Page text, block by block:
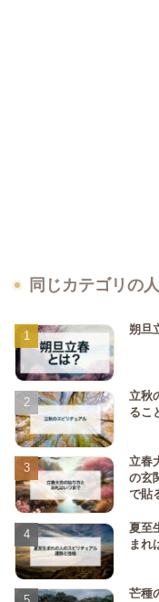
同じカテゴリの
朔旦
立秋
るこ
立春
の玄
で貼
夏至
まれ
芒種